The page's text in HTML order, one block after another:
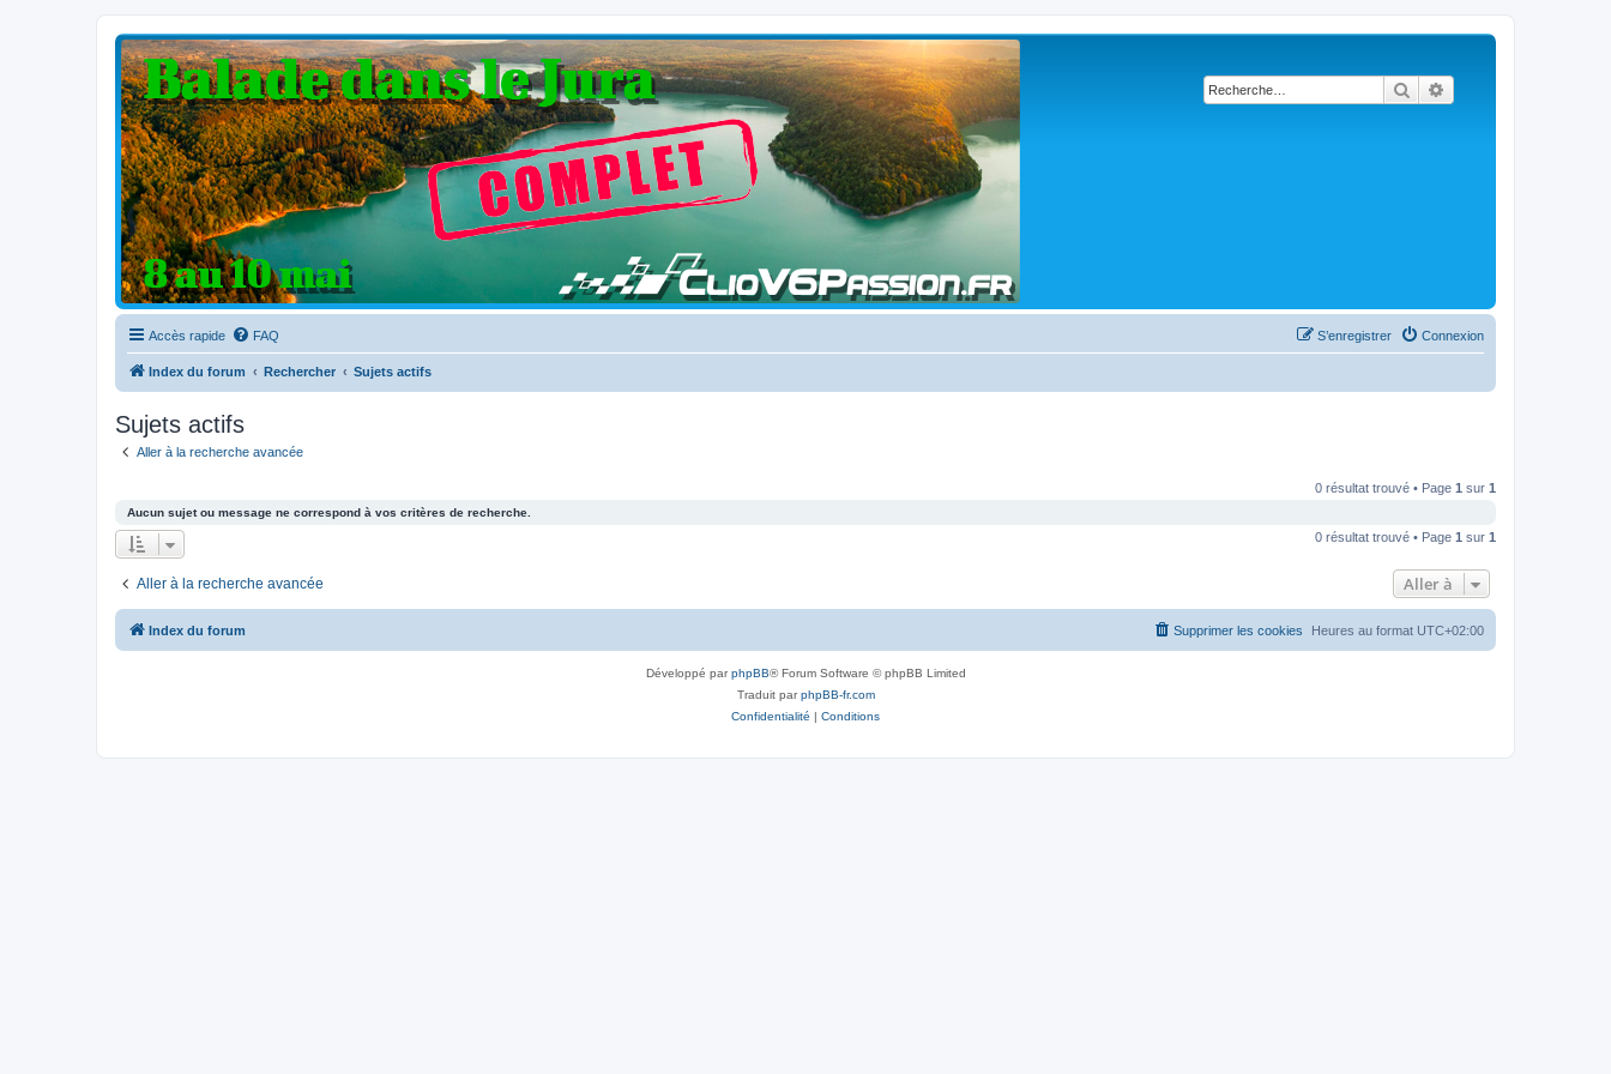
Rechercher
Clio V6 Passion
Le site français des passionnés de Clio V6
Accès rapide FAQ Connexion
S’enregistrer
Index du forum Rechercher Sujets actifs
Sujets actifs
Aller à la recherche avancée
0 résultat trouvé • Page 1 sur 1
Aucun sujet ou message ne correspond à vos critères de recherche.
0 résultat trouvé • Page 1 sur 1
Aller à la recherche avancée Aller à
Index du forum Heures au format UTC+02:00
Supprimer les cookies
Développé parphpBB® Forum Software © phpBB Limited
Traduit parphpBB-fr.com
Confidentialité | Conditions